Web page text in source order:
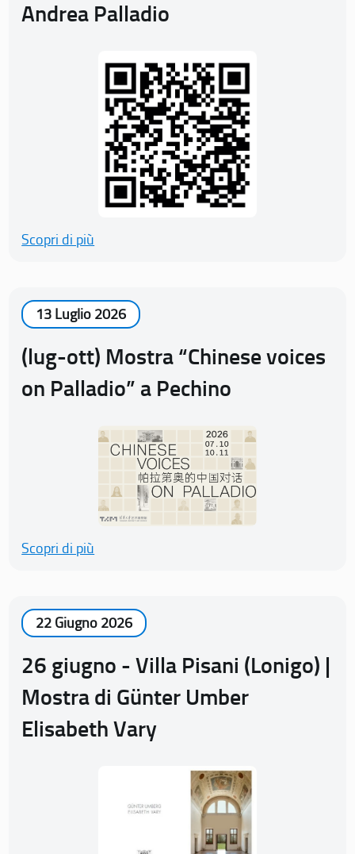
Andrea Palladio
Scopri di più
13 Luglio 2026
(lug-ott) Mostra “Chinese voices
on Palladio” a Pechino
Scopri di più
22 Giugno 2026
26 giugno - Villa Pisani (Lonigo) |
Mostra di Günter Umber
Elisabeth Vary